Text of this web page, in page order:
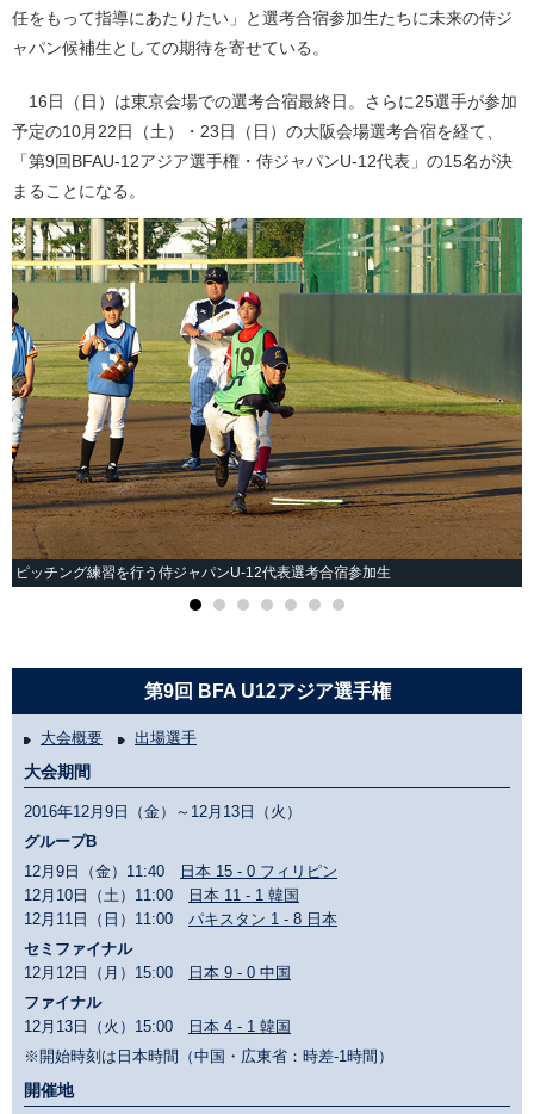
任をもって指導にあたりたい」と選考合宿参加生たちに未来の侍ジ
ャパン候補生としての期待を寄せている。
16日（日）は東京会場での選考合宿最終日。さらに25選手が参加
予定の10月22日（土）・23日（日）の大阪会場選考合宿を経て、
「第9回BFAU-12アジア選手権・侍ジャパンU-12代表」の15名が決
まることになる。
ピッチング練習を行う侍ジャパンU-12代表選考合宿参加生
第9回 BFA U12アジア選手権
大会概要 出場選手
大会期間
2016年12月9日（金）～12月13日（火）
グループB
12月9日（金）11:40
日本 15 - 0 フィリピン
12月10日（土）11:00
日本 11 - 1 韓国
12月11日（日）11:00 パキスタン 1 - 8 日本
セミファイナル
12月12日（月）15:00
日本 9 - 0 中国
ファイナル
12月13日（火）15:00
日本 4 - 1 韓国
※開始時刻は日本時間（中国・広東省：時差-1時間）
開催地